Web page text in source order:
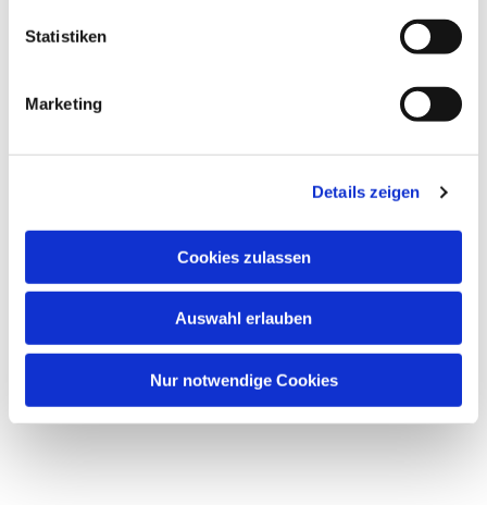
Statistiken
Marketing
Details zeigen
Cookies zulassen
Auswahl erlauben
Nur notwendige Cookies